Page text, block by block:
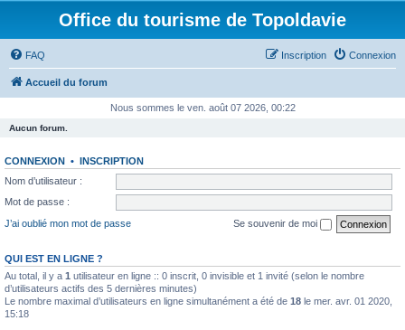
Office du tourisme de Topoldavie
FAQ Connexion
Inscription
Accueil du forum
Nous sommes le ven. août 07 2026, 00:22
Aucun forum.
CONNEXION • INSCRIPTION
Nom d’utilisateur :
Mot de passe :
J’ai oublié mon mot de passe
Se souvenir de moi
QUI EST EN LIGNE ?
Au total, il y a 1 utilisateur en ligne :: 0 inscrit, 0 invisible et 1 invité (selon le nombre
d’utilisateurs actifs des 5 dernières minutes)
Le nombre maximal d’utilisateurs en ligne simultanément a été de 18 le mer. avr. 01 2020,
15:18